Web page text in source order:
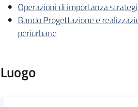
Operazioni di importanza
Bando Progettazione e
periurbane
Luogo